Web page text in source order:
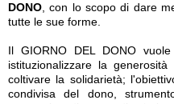
DONO , con lo scopo di dare
tutte le sue forme.
Il GIORNO DEL DONO
istituzionalizzare la
coltivare la solidarietà;
condivisa del dono,